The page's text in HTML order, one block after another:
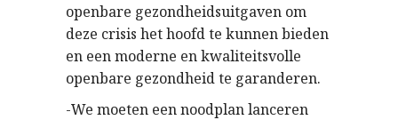
openbare gezondheidsuitgaven om
deze crisis het hoofd te kunnen bieden
en een moderne en kwaliteitsvolle
openbare gezondheid te garanderen.
-We moeten een noodplan lanceren